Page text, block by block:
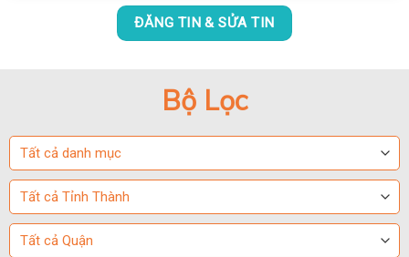
ĐĂNG TIN & SỬA TIN
Bộ Lọc